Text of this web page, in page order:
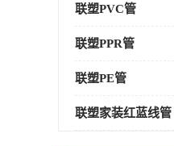
联塑PVC管
联塑PPR管
联塑PE管
联塑家装红蓝线管